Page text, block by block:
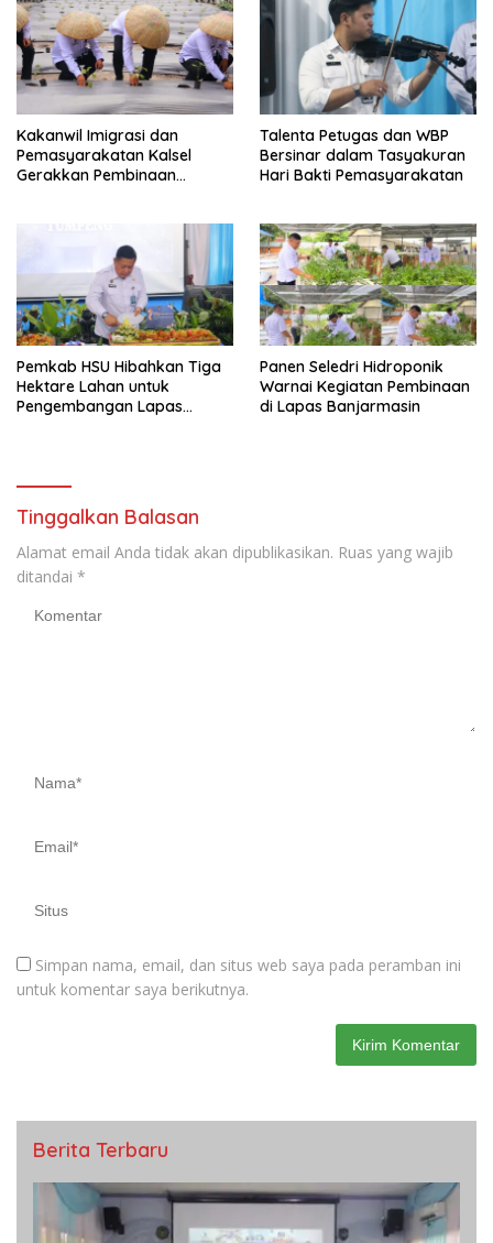
Kakanwil Imigrasi dan
Pemasyarakatan Kalsel
Gerakkan Pembinaan
Talenta Petugas dan WBP
Bersinar dalam Tasyakuran
Hari Bakti Pemasyarakatan
Pemkab HSU Hibahkan Tiga
Hektare Lahan untuk
Pengembangan Lapas
Panen Seledri Hidroponik
Warnai Kegiatan Pembinaan
di Lapas Banjarmasin
Tinggalkan Balasan
Alamat email Anda tidak akan dipublikasikan. Ruas yang wajib
ditandai *
Simpan nama, email, dan situs web saya pada peramban ini
untuk komentar saya berikutnya.
Berita Terbaru